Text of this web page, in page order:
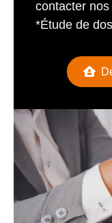
contacter
*Étude de